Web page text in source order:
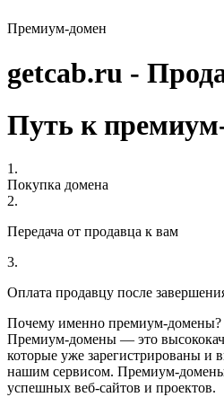
Премиум-домен
getcab.ru -
Путь к
1.
Покупка домена
2.
Передача от продавца к вам
3.
Оплата продавцу после
Почему именно премиум-домены?
Премиум-домены — это
которые уже зарегистрированы и
нашим сервисом. Премиум-
успешных веб-сайтов и проектов.